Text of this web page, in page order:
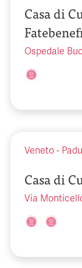
Casa di
Ospedale
Veneto -
Casa di
Via